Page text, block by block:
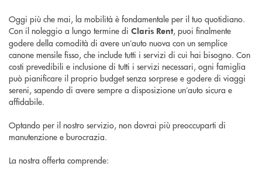
Oggi più che mai, la mobilità è fondamentale per il tuo quotidiano.
Con il noleggio a lungo termine di Claris Rent, puoi finalmente
godere della comodità di avere un’auto nuova con un semplice
canone mensile fisso, che include tutti i servizi di cui hai bisogno. Con
costi prevedibili e inclusione di tutti i servizi necessari, ogni famiglia
può pianificare il proprio budget senza sorprese e godere di viaggi
sereni, sapendo di avere sempre a disposizione un’auto sicura e
affidabile.
Optando per il nostro servizio, non dovrai più preoccuparti di
manutenzione e burocrazia.
La nostra offerta comprende: